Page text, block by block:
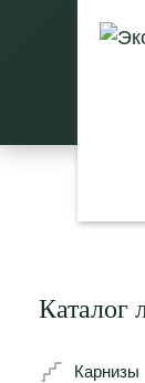
Каталог
Карнизы